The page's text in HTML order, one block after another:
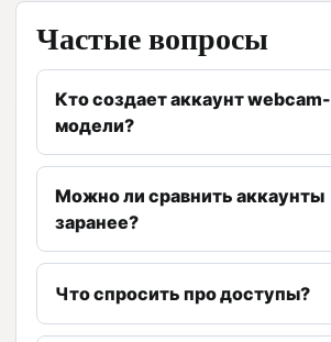
Частые вопросы
Кто создает аккаунт webcam-
модели?
Можно ли сравнить аккаунты
заранее?
Что спросить про доступы?